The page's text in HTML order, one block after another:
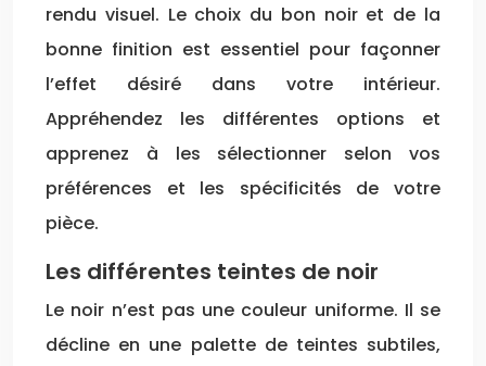
rendu visuel. Le choix du bon noir et de la
bonne finition est essentiel pour façonner
l’effet désiré dans votre intérieur.
Appréhendez les différentes options et
apprenez à les sélectionner selon vos
préférences et les spécificités de votre
pièce.
Les différentes teintes de noir
Le noir n’est pas une couleur uniforme. Il se
décline en une palette de teintes subtiles,